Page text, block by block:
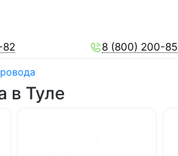
8 (800) 200-
в Туле